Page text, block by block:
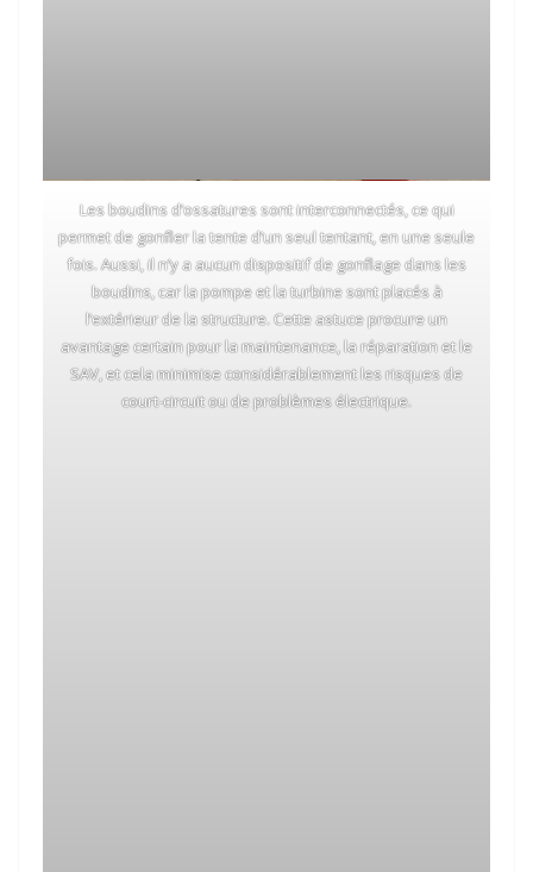
Les boudins d’ossatures sont interconnectés, ce qui
permet de gonfler la tente d’un seul tentant, en une seule
fois. Aussi, il n’y a aucun dispositif de gonflage dans les
boudins, car la pompe et la turbine sont placés à
l’extérieur de la structure. Cette astuce procure un
avantage certain pour la maintenance, la réparation et le
SAV, et cela minimise considérablement les risques de
court-circuit ou de problèmes électrique.